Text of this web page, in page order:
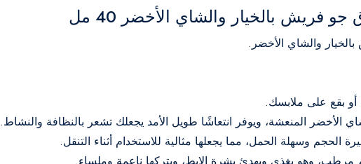
بالخيار والشاي الأخضر 40 مل
والشاي الأخضر.
أو بقع على ملابسك.
الأخضر المنعشة، ويوفر انتعاشًا طويل الأمد يجعلك تشعر بالنظافة والنشاط.
وهو يغذي ويهدئ بشرة الإبط، ويتركها ناعمة وملساء.